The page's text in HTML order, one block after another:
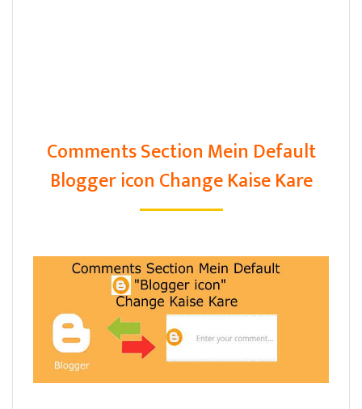
Comments Section Mein Default
Blogger icon Change Kaise Kare